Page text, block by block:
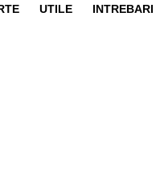
UTILE INTREBARI